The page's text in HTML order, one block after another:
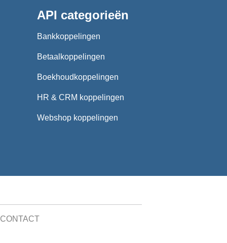
API categorieën
Bankkoppelingen
Betaalkoppelingen
Boekhoudkoppelingen
HR & CRM koppelingen
Webshop koppelingen
CONTACT